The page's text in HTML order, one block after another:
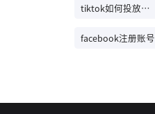
tiktok如何投放广告
facebook注册账号